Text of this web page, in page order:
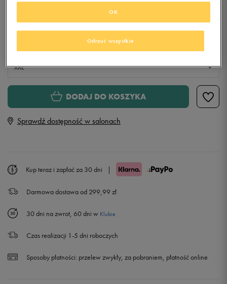
XXL
Powiadom o dostępności
M Powiadom o dostępności
XL Powiadom o dostępności
DODAJ DO KOSZYKA
Sprawdź dostępność w salonach
Kup teraz i zapłać za 30 dni |
Darmowa dostawa od 299,99 zł
30 dni na zwrot, 60 dni w Klubie
Czas realizacji 1-5 dni roboczych
Sposoby płatności: przelew zwykły, za pobraniem, płatność online
Odrzuć wszystkie
OK